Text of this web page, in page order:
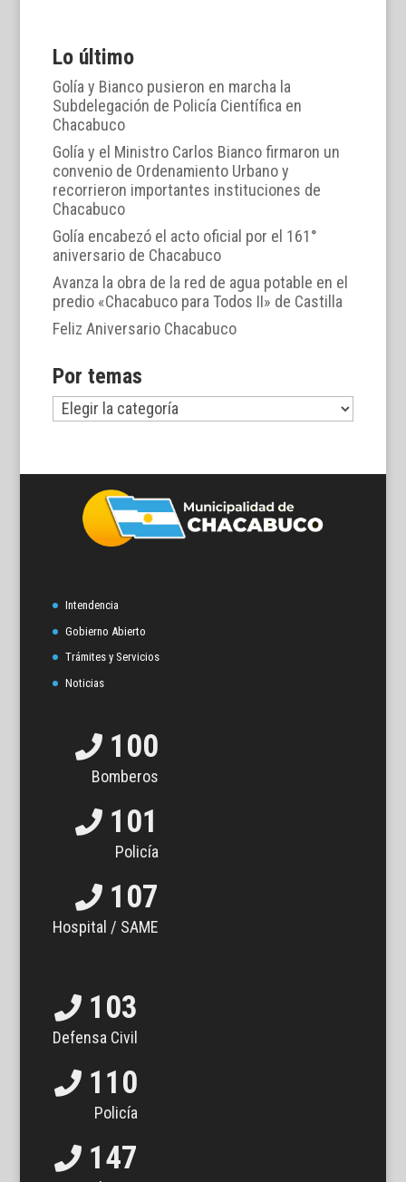
Lo último
Golía y Bianco pusieron en marcha la
Subdelegación de Policía Científica en
Chacabuco
Golía y el Ministro Carlos Bianco firmaron un
convenio de Ordenamiento Urbano y
recorrieron importantes instituciones de
Chacabuco
Golía encabezó el acto oficial por el 161°
aniversario de Chacabuco
Avanza la obra de la red de agua potable en el
predio «Chacabuco para Todos II» de Castilla
Feliz Aniversario Chacabuco
Por temas
Por
temas
Intendencia
Gobierno Abierto
Trámites y Servicios
Noticias
100
Bomberos
101
Policía
107
Hospital / SAME
103
Defensa Civil
110
Policía
147